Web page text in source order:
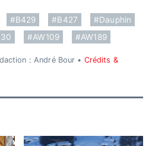
#B429 #B427
#Dauphin
#AW109 #AW189
: André Bour • Crédits &